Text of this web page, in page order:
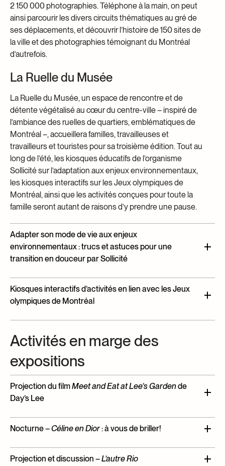
2 150 000 photographies. Téléphone à la main, on peut
ainsi parcourir les divers circuits thématiques au gré de
ses déplacements, et découvrir l’histoire de 150 sites de
la ville et des photographies témoignant du Montréal
d’autrefois.
La Ruelle du Musée
La Ruelle du Musée, un espace de rencontre et de
détente végétalisé au cœur du centre-ville – inspiré de
l’ambiance des ruelles de quartiers, emblématiques de
Montréal –, accueillera familles, travailleuses et
travailleurs et touristes pour sa troisième édition. Tout au
long de l’été, les kiosques éducatifs de l’organisme
Sollicité sur l’adaptation aux enjeux environnementaux,
les kiosques interactifs sur les Jeux olympiques de
Montréal, ainsi que les activités conçues pour toute la
famille seront autant de raisons d’y prendre une pause.
Adapter son mode de vie aux enjeux
environnementaux : trucs et astuces pour une
transition en douceur par Sollicité
Kiosques dans la Ruelle du Musée, les mardis du
23 juin au 11 août, de 11 h 30 à 13 h 30
Kiosques interactifs d’activités en lien avec les Jeux
olympiques de Montréal
montréalaises (MEM) et du Musée McCord Stewart
Tous les mercredis du 1er juillet au 26 août, de 11 h 30 à
13 h 30
Activités en marge des
expositions
Projection du filmMeet and Eat at Lee’s Gardende
Day’s Lee
Mercredi 27 mai, de 18 h à 19 h 30 – En lien avec
restaurants
Nocturne –Céline en Dior: à vous de briller!
Vendredi 29 mai, de17 h à 22 h – Ruelle du Musée – En
Projection et discussion –L’autre Rio